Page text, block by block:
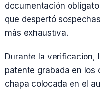
documentación
que despertó
más exhaustiva.
Durante la verificación,
patente grabada en los
chapa colocada en el